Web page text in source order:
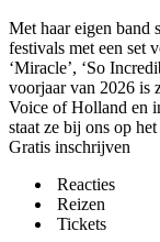
Met haar eigen band
festivals met een set
‘Miracle’, ‘So
voorjaar van 2026 is
Voice of Holland en
staat ze bij ons op
Gratis inschrijven
Reacties
Reizen
Tickets